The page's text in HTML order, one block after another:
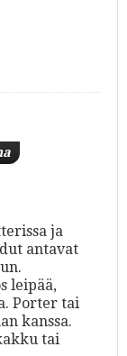
ja
antavat
leipää,
Porter tai
kanssa.
tai